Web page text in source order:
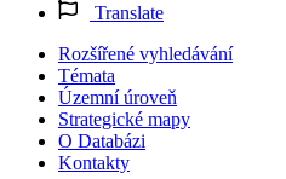
Translate
Rozšířené vyhledávání
Témata
Územní úroveň
Strategické mapy
O Databázi
Kontakty